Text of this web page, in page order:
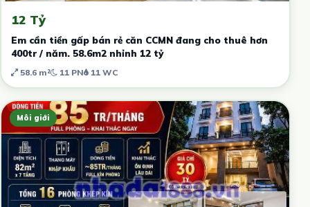
12 Tỷ
Em cần tiền gấp bán rẻ căn CCMN đang cho thuê hơn
400tr / năm. 58.6m2 nhỉnh 12 tỷ
58.6 m² 11 PN 11 WC
Môi giới